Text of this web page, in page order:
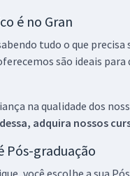
é no Gran
tudo o que
são ideais
na qualidade dos
adquira nossos
Pós-graduação